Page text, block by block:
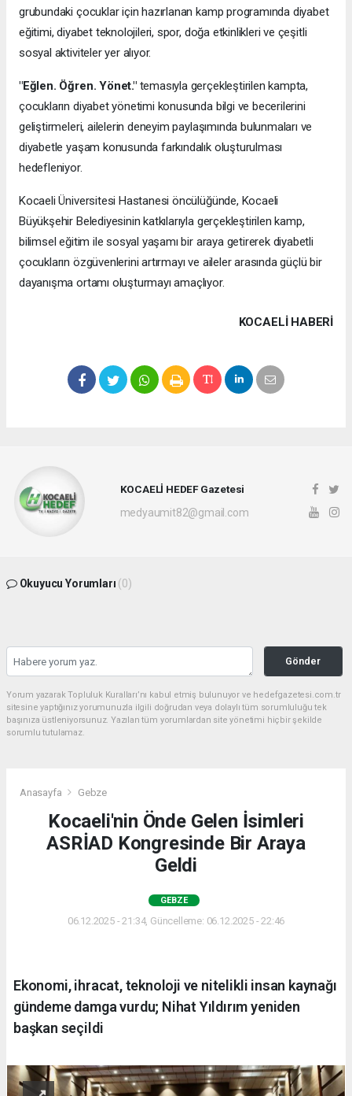
grubundaki çocuklar için hazırlanan kamp programında diyabet
eğitimi, diyabet teknolojileri, spor, doğa etkinlikleri ve çeşitli
sosyal aktiviteler yer alıyor.
"Eğlen. Öğren. Yönet."temasıyla gerçekleştirilen kampta,
çocukların diyabet yönetimi konusunda bilgi ve becerilerini
geliştirmeleri, ailelerin deneyim paylaşımında bulunmaları ve
diyabetle yaşam konusunda farkındalık oluşturulması
hedefleniyor.
Kocaeli Üniversitesi Hastanesi öncülüğünde, Kocaeli
Büyükşehir Belediyesinin katkılarıyla gerçekleştirilen kamp,
bilimsel eğitim ile sosyal yaşamı bir araya getirerek diyabetli
çocukların özgüvenlerini artırmayı ve aileler arasında güçlü bir
dayanışma ortamı oluşturmayı amaçlıyor.
KOCAELI HABERİ
KOCAELİ HEDEF Gazetesi
medyaumit82@gmail.com
Okuyucu Yorumları (0)
Gönder
Yorum yazarak Topluluk Kuralları’nı kabul etmiş bulunuyor ve hedefgazetesi.com.tr
sitesine yaptığınız yorumunuzla ilgili doğrudan veya dolaylı tüm sorumluluğu tek
başınıza üstleniyorsunuz. Yazılan tüm yorumlardan site yönetimi hiçbir şekilde
sorumlu tutulamaz.
Anasayfa Gebze
Kocaeli'nin Önde Gelen İsimleri
ASRİAD Kongresinde Bir Araya
Geldi
GEBZE
06.12.2025 - 21:34, Güncelleme: 06.12.2025 - 22:46
Ekonomi, ihracat, teknoloji ve nitelikli insan kaynağı
gündeme damga vurdu; Nihat Yıldırım yeniden
başkan seçildi